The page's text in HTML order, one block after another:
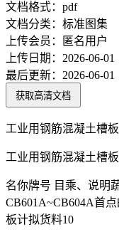
文档格式： pdf
文档分类： 标准图集
上传会员：
匿名用户
上传日期： 2026-06-01
最后更新： 2026-06-01
获取高清文档
工业用钢筋混凝土槽
工业用钢筋混凝土槽板
名你牌号 目乘、说明
CB601A~CB604A首
板计拟货料10